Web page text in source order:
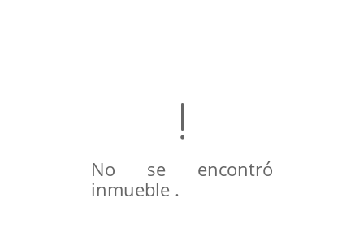
No se encontró
inmueble .